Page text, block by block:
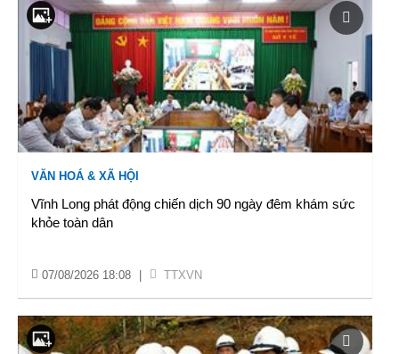
VĂN HOÁ & XÃ HỘI
Vĩnh Long phát động chiến dịch 90 ngày đêm khám sức
khỏe toàn dân
07/08/2026 18:08 TTXVN